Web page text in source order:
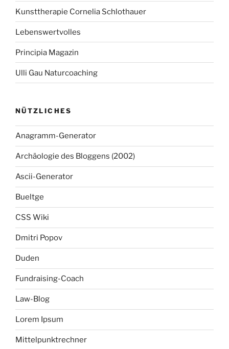
Kunsttherapie Cornelia Schlothauer
Lebenswertvolles
Principia Magazin
Ulli Gau Naturcoaching
NÜTZLICHES
Anagramm-Generator
Archäologie des Bloggens (2002)
Ascii-Generator
Bueltge
CSS Wiki
Dmitri Popov
Duden
Fundraising-Coach
Law-Blog
Lorem Ipsum
Mittelpunktrechner